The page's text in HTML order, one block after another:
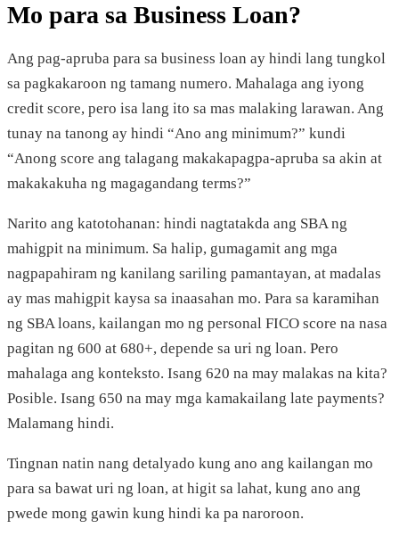
Mo para sa Business Loan?
Ang pag-apruba para sa business loan ay hindi lang tungkol
sa pagkakaroon ng tamang numero. Mahalaga ang iyong
credit score, pero isa lang ito sa mas malaking larawan. Ang
tunay na tanong ay hindi “Ano ang minimum?” kundi
“Anong score ang talagang makakapagpa-apruba sa akin at
makakakuha ng magagandang terms?”
Narito ang katotohanan: hindi nagtatakda ang SBA ng
mahigpit na minimum. Sa halip, gumagamit ang mga
nagpapahiram ng kanilang sariling pamantayan, at madalas
ay mas mahigpit kaysa sa inaasahan mo. Para sa karamihan
ng SBA loans, kailangan mo ng personal FICO score na nasa
pagitan ng 600 at 680+, depende sa uri ng loan. Pero
mahalaga ang konteksto. Isang 620 na may malakas na kita?
Posible. Isang 650 na may mga kamakailang late payments?
Malamang hindi.
Tingnan natin nang detalyado kung ano ang kailangan mo
para sa bawat uri ng loan, at higit sa lahat, kung ano ang
pwede mong gawin kung hindi ka pa naroroon.